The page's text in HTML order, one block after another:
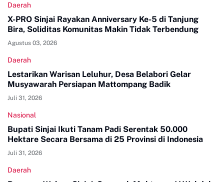
Daerah
X-PRO Sinjai Rayakan Anniversary Ke-5 di Tanjung
Bira, Soliditas Komunitas Makin Tidak Terbendung
Agustus 03, 2026
Daerah
Lestarikan Warisan Leluhur, Desa Belabori Gelar
Musyawarah Persiapan Mattompang Badik
Juli 31, 2026
Nasional
Bupati Sinjai Ikuti Tanam Padi Serentak 50.000
Hektare Secara Bersama di 25 Provinsi di Indonesia
Juli 31, 2026
Daerah